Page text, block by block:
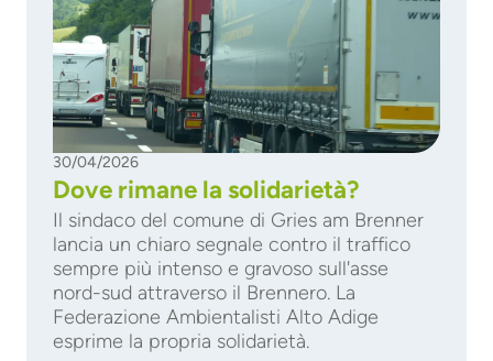
30/04/2026
Dove rimane la solidarietà?
Il sindaco del comune di Gries am Brenner
lancia un chiaro segnale contro il traffico
sempre più intenso e gravoso sull'asse
nord-sud attraverso il Brennero. La
Federazione Ambientalisti Alto Adige
esprime la propria solidarietà.